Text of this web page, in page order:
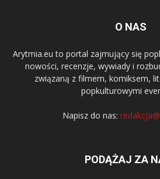
O NAS
Arytmia.eu to portal zajmujący się
nowości, recenzje, wywiady i
związaną z filmem, komiksem,
popkulturowymi
Napisz do nas:
PODĄŻAJ ZA